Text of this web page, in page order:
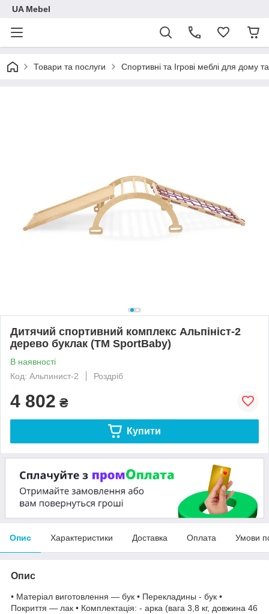
UA Mebel
Товари та послуги Спортивні та Ігрові меблі для дому
Дитячий спортивний комплекс Альпініст-2
дерево буклак (ТМ SportBaby)
В наявності
Код: Альпинист-2
Роздріб
4 802 ₴
Купити
Опис Характеристики Доставка Оплата Умови
Опис
• Матеріал виготовлення — бук • Перекладины - бук •
Покриття — лак • Комплектація: - арка (вага 3,8 кг, довжина 46